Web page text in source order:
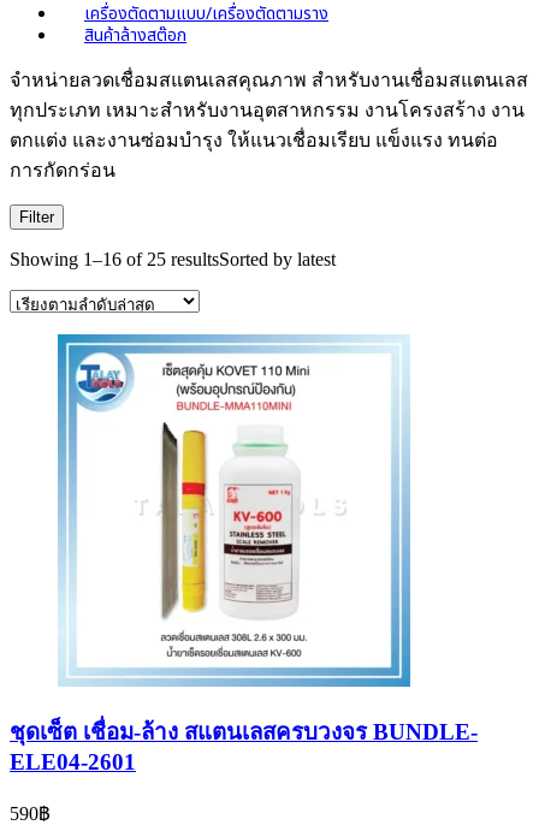
เครื่องตัดตามแบบ/เครื่องตัดตามราง
สินค้าล้างสต๊อก
จำหน่ายลวดเชื่อมสแตนเลสคุณภาพ สำหรับงานเชื่อมสแตนเลส
ทุกประเภท เหมาะสำหรับงานอุตสาหกรรม งานโครงสร้าง งาน
ตกแต่ง และงานซ่อมบำรุง ให้แนวเชื่อมเรียบ แข็งแรง ทนต่อ
การกัดกร่อน
Filter
Showing 1–16 of 25 resultsSorted by latest
ชุดเซ็ต เชื่อม-ล้าง สแตนเลสครบวงจร BUNDLE-
ELE04-2601
590฿